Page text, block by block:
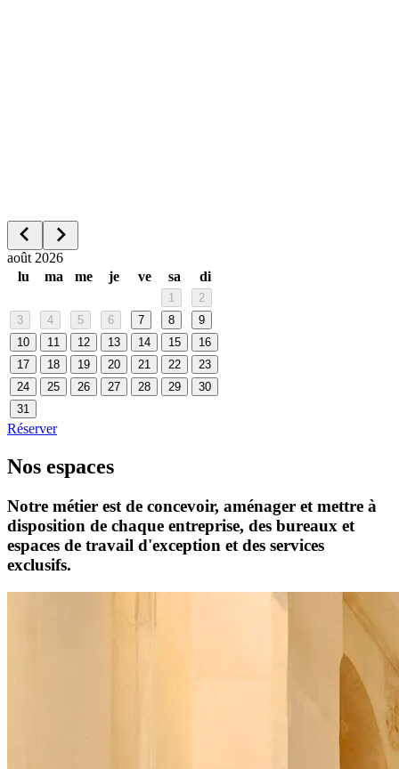
août 2026
lu
ma me je ve sa di
1
2
3
4 5 6 7 8
9
10
11 12 13 14 15
16
17
18 19 20 21 22
23
24
25 26 27 28 29
30
31
Réserver
Nos espaces
Notre métier est de concevoir, aménager et mettre à
disposition de chaque entreprise, des bureaux et
espaces de travail d'exception et des services
exclusifs.